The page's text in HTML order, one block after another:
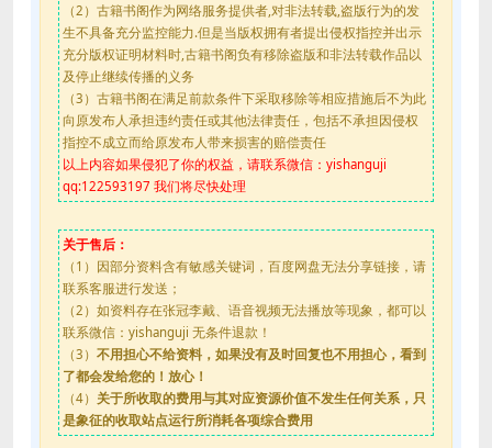
（2）古籍书阁作为网络服务提供者,对非法转载,盗版行为的发
生不具备充分监控能力.但是当版权拥有者提出侵权指控并出示
充分版权证明材料时,古籍书阁负有移除盗版和非法转载作品以
及停止继续传播的义务
（3）古籍书阁在满足前款条件下采取移除等相应措施后不为此
向原发布人承担违约责任或其他法律责任，包括不承担因侵权
指控不成立而给原发布人带来损害的赔偿责任
以上内容如果侵犯了你的权益，请联系微信：yishanguji
qq:122593197 我们将尽快处理
关于售后：
（1）因部分资料含有敏感关键词，百度网盘无法分享链接，请
联系客服进行发送；
（2）如资料存在张冠李戴、语音视频无法播放等现象，都可以
联系微信：yishanguji 无条件退款！
（3） 不用担心不给资料，如果没有及时回复也不用担心，看到
了都会发给您的！放心！
（4） 关于所收取的费用与其对应资源价值不发生任何关系，只
是象征的收取站点运行所消耗各项综合费用